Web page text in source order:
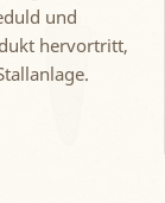
und
hervortritt,